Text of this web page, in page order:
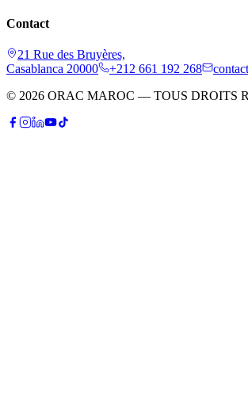
Contact
21 Rue des Bruyères,
Casablanca 20000
+212 661 192 268
© 2026 ORAC MAROC — TOUS DROITS